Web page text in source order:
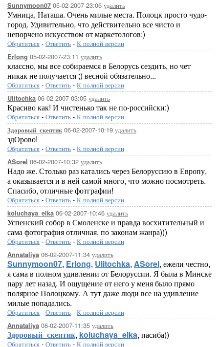
Sunnymoon07 05-02-2007-23:06 удалить
Умница, Наташа. Очень милые места. Полоцк просто чудо-
город. Удивительно, что действительно все чисто и
непорчено искусством от маркетологов:)
Обратиться - Ответить - К полной версии
Erlong 05-02-2007-23:11 удалить
классно, мы все собираемся в Белорусь сездить, но чет
никак не получается ;) весной обязательно...
Обратиться - Ответить - К полной версии
Ulitochka 06-02-2007-03:05 удалить
Красиво как! И чистенько так не по-российски:)
Обратиться - Ответить - К полной версии
Здоровый_скептик06-02-2007-10:19 удалить
здОрово!
Обратиться - Ответить - К полной версии
ASorel 06-02-2007-10:32 удалить
Надо же. Столько раз катались через Белоруссию в Европу,
а оказывается и в ней самой много, что можно посмотреть.
Спасибо, отличные фотграфии!
Обратиться - Ответить - К полной версии
koluchaya_elka 06-02-2007-10:46 удалить
Успенский собор в Смоленске и правда восхитительный и
сама фотография отличная, по законам жанра)))
Обратиться - Ответить - К полной версии
Annataliya 06-02-2007-11:34 удалить
Sunnymoon07, Erlong, Ulitochka, ASorel, ежели честно,
я сама в полном удивлении от Белоруссии. Я была в Минске
пару лет назад. И ощущение от него у меня было прямо
полярное Полоцкому. А тут даже люди все на удивление
милые попадались.
Обратиться - Ответить - К полной версии
Annataliya 06-02-2007-11:35 удалить
Здоровый_скептик, koluchaya_elka, пасиба))
Обратиться - Ответить - К полной версии